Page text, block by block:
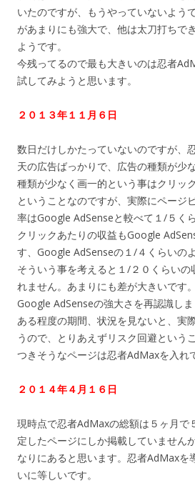
いたのですが、もうやっていないよう
があまりにも強大で、他は太刀打ちで
ようです。
今残ってるので最も大きいのは忍者
試してみようと思います。
２０１３年１１月６日
数日だけしかたっていないのですが、
天の広告ばっかりで、広告の種類が少
種類が少なく画一的という事はクリッ
ということなのですが、実際にページ
率はGoogle AdSenseと較べて１/５くら
クリックあたりの収益もGoogle
す、Google AdSenseの１/４くらいのよ
そういう事を考えると１/２０くらいの
れません。あまりにも差が大きいです。
Google AdSenseの強大さを再認識しま
ある程度の期間、状況を見ないと、実
うので、とりあえずリスク回避という
つきそうなページは忍者AdMaxを入れ
２０１４年４月１６日
現時点で忍者AdMaxの総額は５ヶ月で
定したページにしか掲載していません
なりにあると思います。忍者AdMaxを
いに等しいです。